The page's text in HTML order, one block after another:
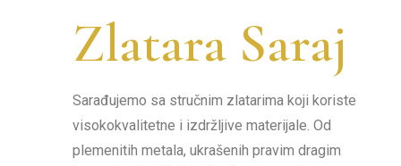
Zlatara Saraj
Sarađujemo sa stručnim zlatarima koji koriste
visokokvalitetne i izdržljive materijale. Od
plemenitih metala, ukrašenih pravim dragim